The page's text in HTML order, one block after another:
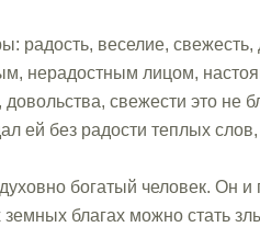
радость, веселие,
нерадостным лицом,
свежести это не
ей без радости теплых
богатый человек. Он и
благах можно стать